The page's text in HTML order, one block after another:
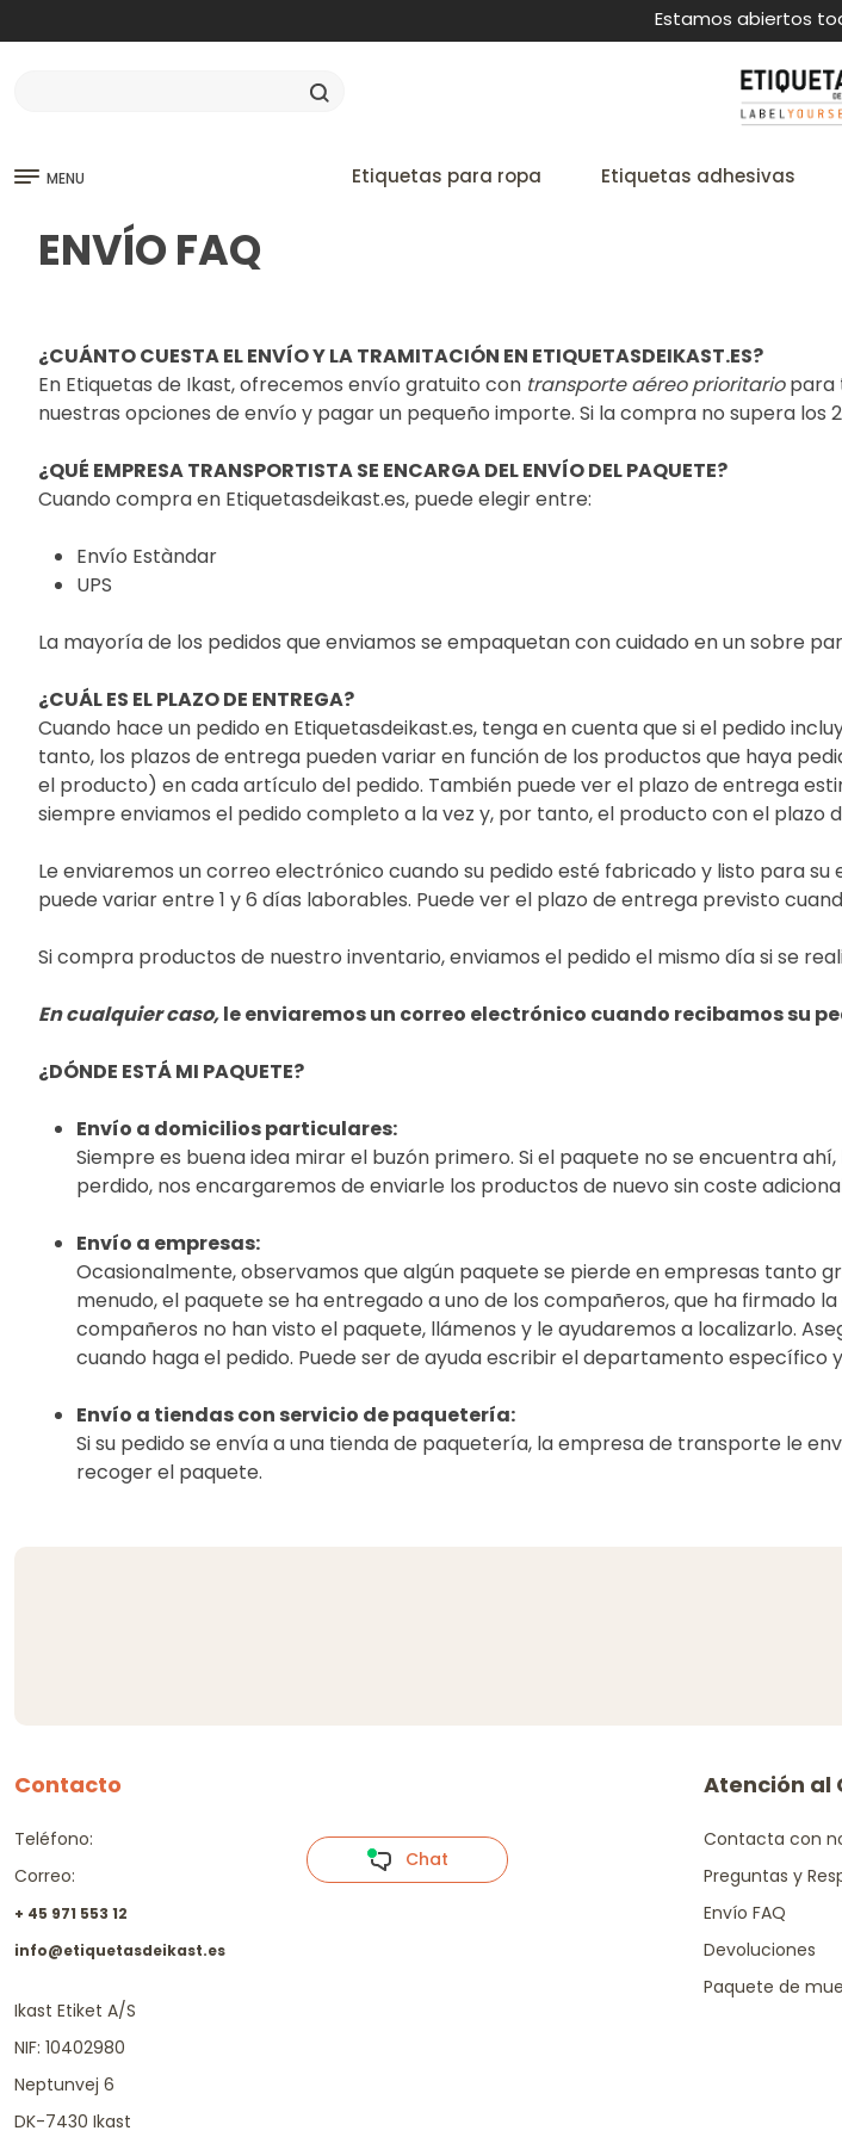
Estamos abiertos
MENU Etiquetas para ropa Etiquetas adhesivas
ENVÍO FAQ
¿CUÁNTO CUESTA EL ENVÍO Y LA TRAMITACIÓN EN ETIQUETASDEIKAST.ES?
En Etiquetas de Ikast, ofrecemos envío gratuito con transporte aéreo prioritariopara
nuestras opciones de envío y pagar un pequeño importe. Si la compra no supera los
¿QUÉ EMPRESA TRANSPORTISTA SE ENCARGA DEL ENVÍO DEL PAQUETE?
Cuando compra en Etiquetasdeikast.es, puede elegir entre:
Envío Estàndar
UPS
La mayoría de los pedidos que enviamos se empaquetan con cuidado en un sobre
¿CUÁL ES EL PLAZO DE ENTREGA?
Cuando hace un pedido en Etiquetasdeikast.es, tenga en cuenta que si el pedido
tanto, los plazos de entrega pueden variar en función de los productos que haya
el producto) en cada artículo del pedido. También puede ver el plazo de entrega
siempre enviamos el pedido completo a la vez y, por tanto, el producto con el
Le enviaremos un correo electrónico cuando su pedido esté fabricado y listo para
puede variar entre 1 y 6 días laborables. Puede ver el plazo de entrega previsto
Si compra productos de nuestro inventario, enviamos el pedido el mismo día si se
En cualquier caso,le enviaremos un correo electrónico cuando recibamos su
¿DÓNDE ESTÁ MI PAQUETE?
Envío a domicilios particulares:
Siempre es buena idea mirar el buzón primero. Si el paquete no se encuentra
perdido, nos encargaremos de enviarle los productos de nuevo sin coste
Envío a empresas:
Ocasionalmente, observamos que algún paquete se pierde en empresas tanto
menudo, el paquete se ha entregado a uno de los compañeros, que ha firmado
compañeros no han visto el paquete, llámenos y le ayudaremos a localizarlo.
cuando haga el pedido. Puede ser de ayuda escribir el departamento específico
Envío a tiendas con servicio de paquetería:
Si su pedido se envía a una tienda de paquetería, la empresa de transporte le
recoger el paquete.
Contacto
Teléfono:
Correo:
+ 45 971 553 12
info@etiquetasdeikast.es
Ikast Etiket A/S
NIF: 10402980
Neptunvej 6
DK-7430 Ikast
Chat
Atención al
Contacta con
Preguntas y
Envío FAQ
Devoluciones
Paquete de